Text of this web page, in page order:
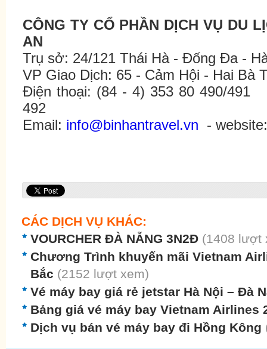
CÔNG TY CỔ PHẦN DỊCH VỤ DU
AN
Trụ sở: 24/121 Thái Hà - Đống Đa -
VP Giao Dịch: 65 - Cảm Hội - Hai Bà
Điện thoại: (84 - 4) 353 80 490/
492
Email: info@binhantravel.vn -
CÁC DỊCH VỤ KHÁC:
VOURCHER ĐÀ NẴNG 3N2Đ (1408 lượt
Chương Trình khuyến mãi Vietnam
Bắc (2152 lượt xem)
Vé máy bay giá rẻ jetstar Hà Nội – Đà
Bảng giá vé máy bay Vietnam Airlines
Dịch vụ bán vé máy bay đi Hồng Kông